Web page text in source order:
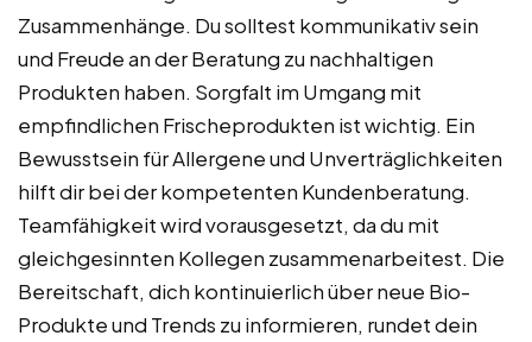
Zusammenhänge. Du solltest kommunikativ sein
und Freude an der Beratung zu nachhaltigen
Produkten haben. Sorgfalt im Umgang mit
empfindlichen Frischeprodukten ist wichtig. Ein
Bewusstsein für Allergene und Unverträglichkeiten
hilft dir bei der kompetenten Kundenberatung.
Teamfähigkeit wird vorausgesetzt, da du mit
gleichgesinnten Kollegen zusammenarbeitest. Die
Bereitschaft, dich kontinuierlich über neue Bio-
Produkte und Trends zu informieren, rundet dein